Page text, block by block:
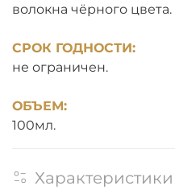
волокна чёрного цвета.
СРОК ГОДНОСТИ:
не ограничен.
ОБЪЕМ:
100мл.
Характеристики